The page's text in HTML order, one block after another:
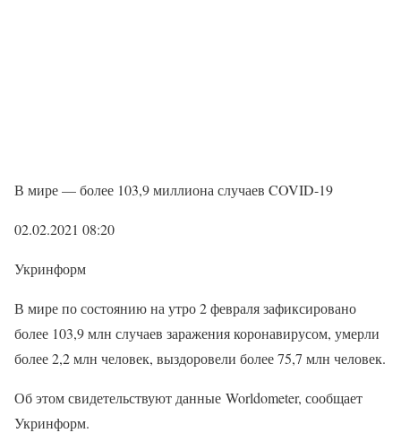
В мире — более 103,9 миллиона случаев COVID-19
02.02.2021 08:20
Укринформ
В мире по состоянию на утро 2 февраля зафиксировано
более 103,9 млн случаев заражения коронавирусом, умерли
более 2,2 млн человек, выздоровели более 75,7 млн человек.
Об этом свидетельствуют данные Worldometer, сообщает
Укринформ.